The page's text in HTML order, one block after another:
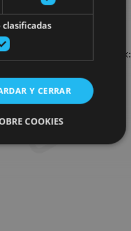
gehiago
planak eta iradokizunak:
Y CERRAR
COOKIES